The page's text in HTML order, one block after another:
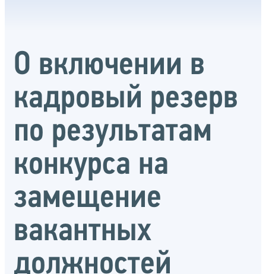
О включении в
кадровый резерв
по результатам
конкурса на
замещение
вакантных
должностей